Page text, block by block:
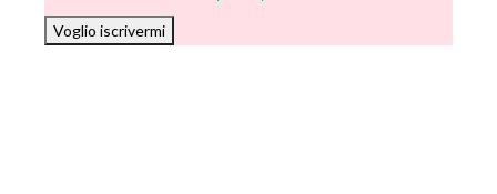
Voglio iscrivermi